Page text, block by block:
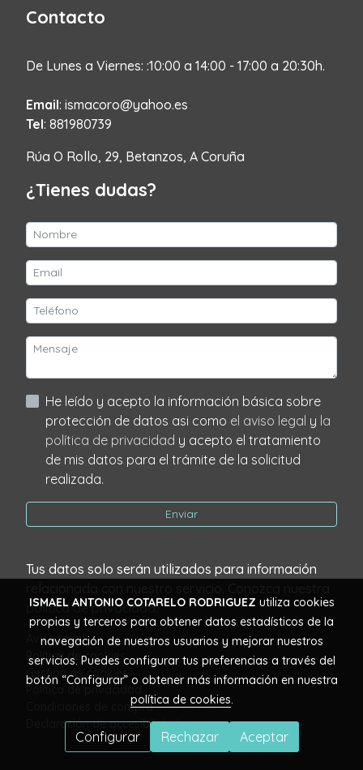
Contacto
De Lunes a Viernes: :10:00 a 14:00 - 17:00 a 20:30h.
Email: ismacoro@yahoo.es
Tel: 881980739
Rúa O Rollo, 29, Betanzos, A Coruña
¿Tienes dudas?
He leído y acepto la información básica sobre
protección de datos asi como el aviso legal y la
política de privacidad y acepto el tratamiento
de mis datos para el trámite de la solicitud
realizada.
Enviar
Tus datos solo serán utilizados para información
política de privacidad.
Aviso legal
Política de cookies
Gestión de cookies
Política de privacidad
Condiciones de compra
Declaración de accesibilidad
ISMAEL ANTONIO COTARELO RODRIGUEZ utiliza cookies
propias y terceros para obtener datos estadísticos de la
navegación de nuestros usuarios y mejorar nuestros
servicios. Puedes configurar tus preferencias a través del
botón “Configurar” o obtener más información en nuestra
política de cookies.
Configurar Rechazar Aceptar